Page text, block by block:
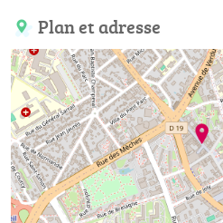
Plan et adresse